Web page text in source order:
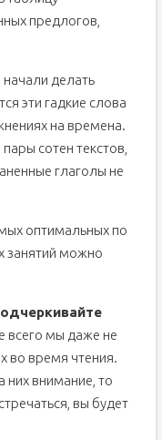
предлогов,
делать
эти гадкие слова
на времена.
сотен текстов,
глаголы не
оптимальных по
занятий можно
всего мы даже не
во время чтения.
них внимание, то
вы будет